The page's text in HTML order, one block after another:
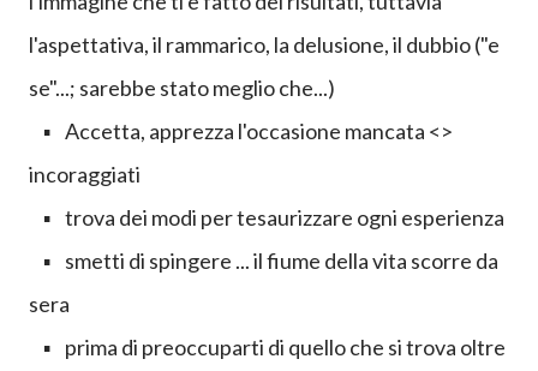
l'aspettativa, il rammarico, la delusione, il dubbio ("e
se"...; sarebbe stato meglio che...)
▪ Accetta, apprezza l'occasione mancata <>
incoraggiati
▪ trova dei modi per tesaurizzare ogni esperienza
▪ smetti di spingere ... il fiume della vita scorre da
sera
▪ prima di preoccuparti di quello che si trova oltre